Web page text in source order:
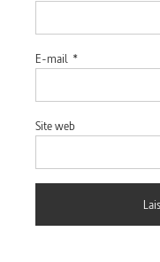
E-mail *
Site web